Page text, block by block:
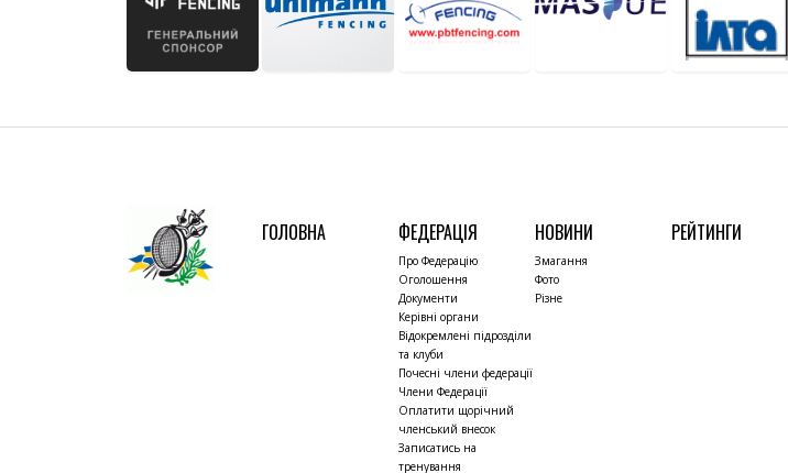
ГОЛОВНА ФЕДЕРАЦІЯ
Про Федерацію
Оголошення
Документи
Керівні органи
Відокремлені підрозділи
та клуби
Почесні члени федерації
Члени Федерації
Оплатити щорічний
членський внесок
Записатись на
тренування
НОВИНИ
Змагання
Фото
Різне
РЕЙТИНГИ